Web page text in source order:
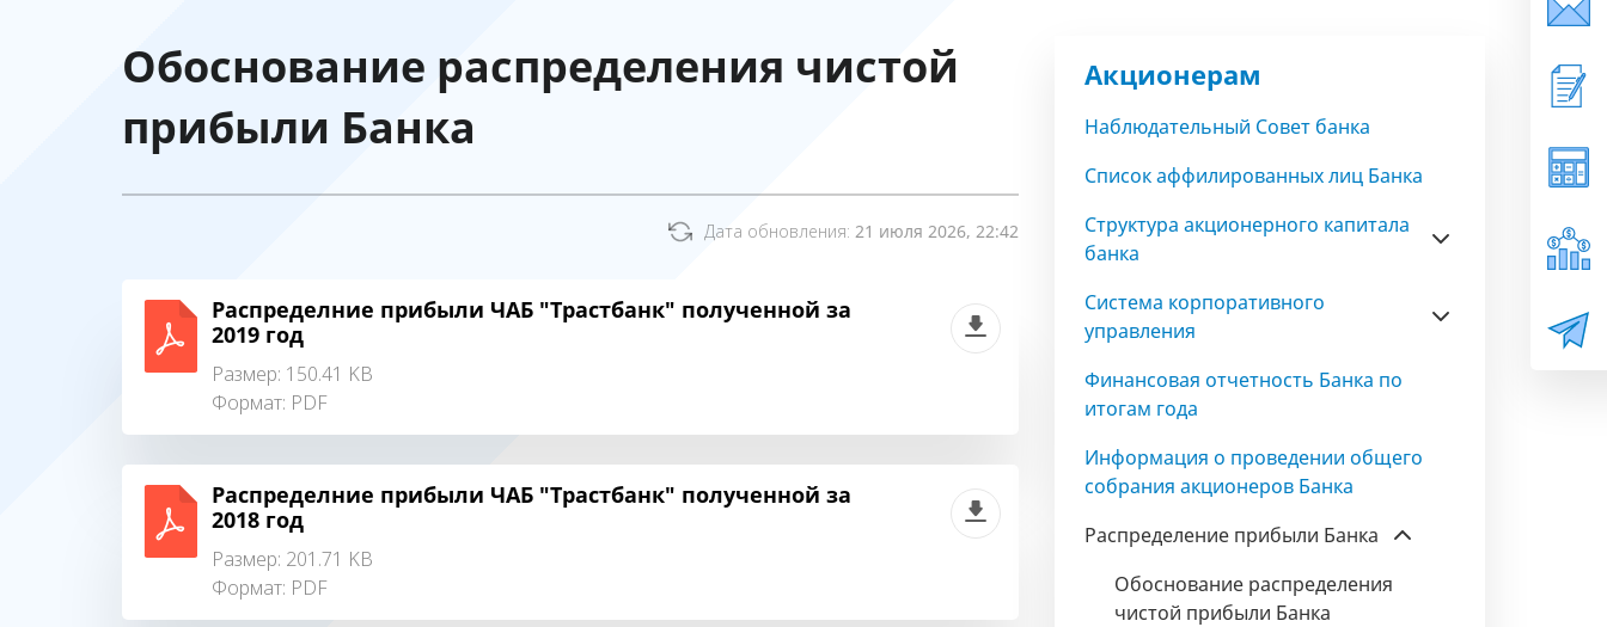
Обоснование распределения чистой
прибыли Банка
Дата обновления: 21 июля 2026, 22:42
Распределние прибыли ЧАБ "Трастбанк" полученной за
2019 год
Размер: 150.41 KB
Формат: PDF
Распределние прибыли ЧАБ "Трастбанк" полученной за
2018 год
Размер: 201.71 KB
Формат: PDF
Акционерам
Наблюдательный Совет банка
Список аффилированных лиц Банка
Структура акционерного капитала
банка
Система корпоративного
управления
Финансовая отчетность Банка по
итогам года
Информация о проведении общего
собрания акционеров Банка
Распределение прибыли Банка
Обоснование распределения
чистой прибыли Банка